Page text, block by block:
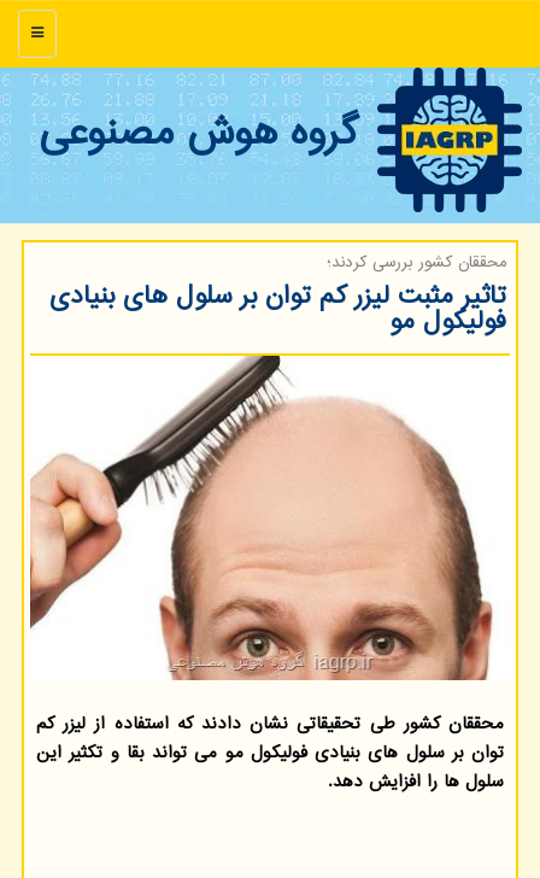
منو
گروه هوش مصنوعی
محققان كشور بررسی كردند؛
تاثیر مثبت لیزر كم توان بر سلول های بنیادی
فولیكول مو
محققان کشور طی تحقیقاتی نشان دادند که استفاده از لیزر کم
توان بر سلول های بنیادی فولیکول مو می تواند بقا و تکثیر این
سلول ها را افزایش دهد.